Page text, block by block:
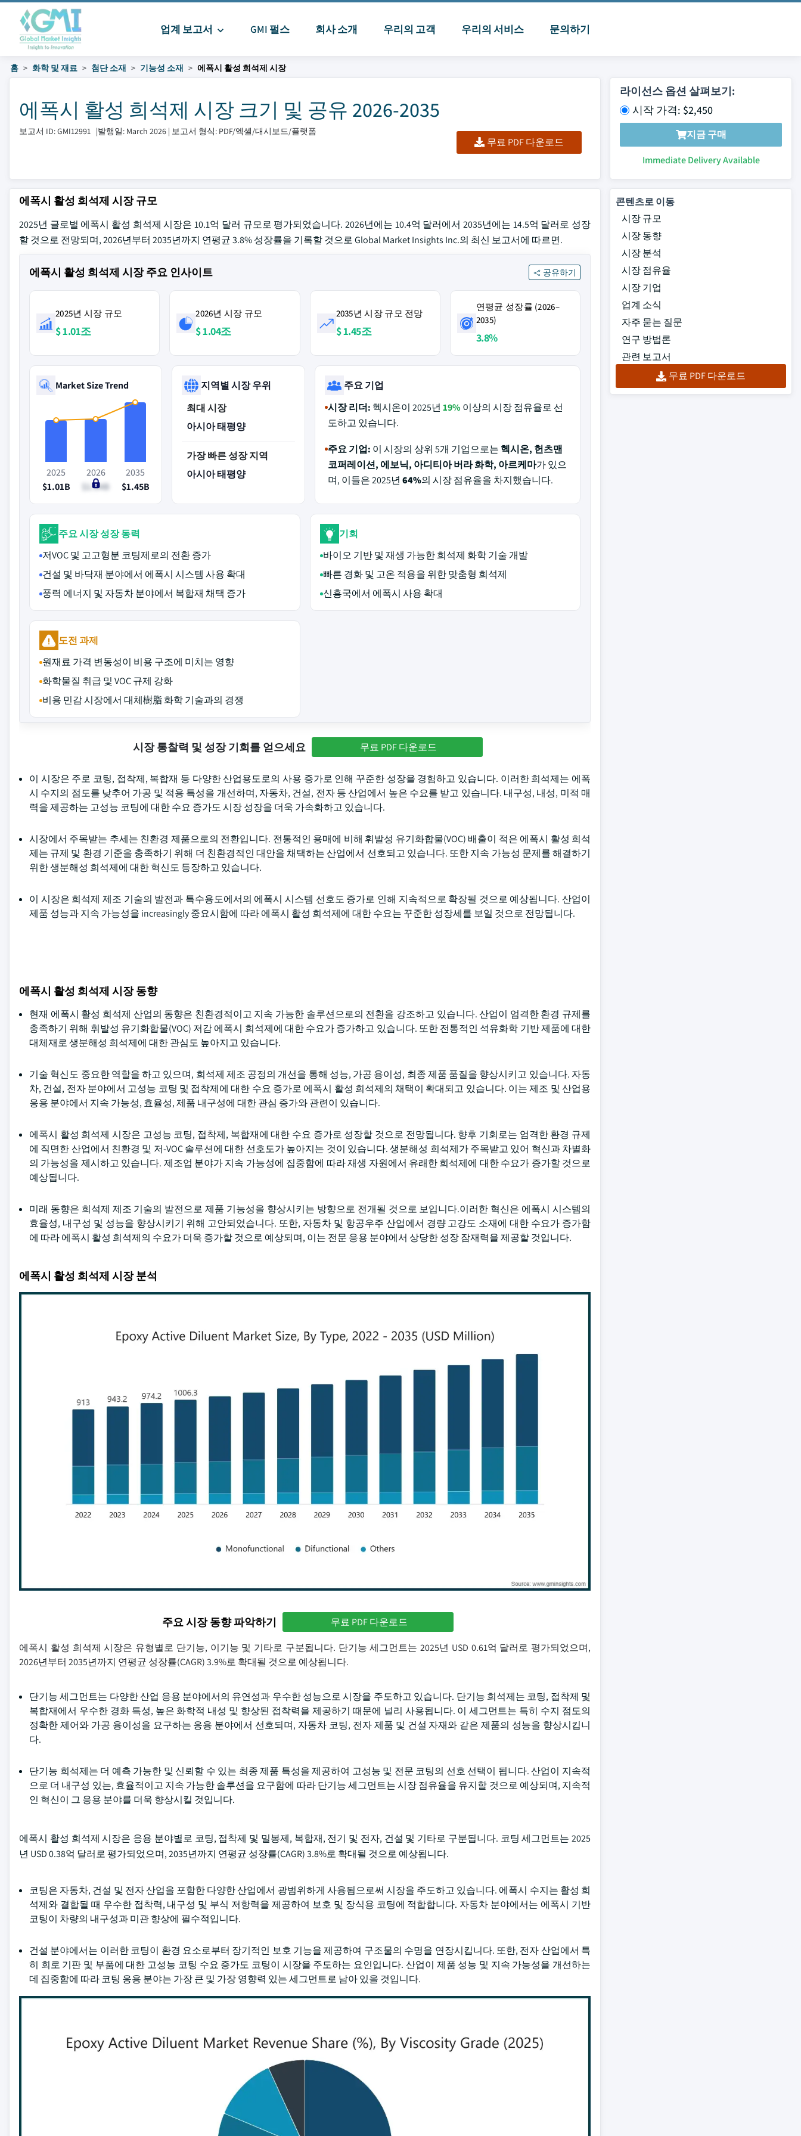
업계 보고서 GMI 펄스 회사 소개 우리의 고객 우리의 서비스 문의하기
홈 화학 및 재료 첨단 소재 기능성 소재 에폭시 활성 희석제 시장
에폭시 활성 희석제 시장 크기 및 공유 2026-2035
보고서 ID: GMI12991 |발행일: March 2026 | 보고서 형식: PDF/엑셀/대시보드/플랫폼
무료 PDF 다운로드
라이선스 옵션 살펴보기:
시작 가격: $2,450
지금 구매
Immediate Delivery Available
에폭시 활성 희석제 시장 규모
2025년 글로벌 에폭시 활성 희석제 시장은 10.1억 달러 규모로 평가되었습니다. 2026년에는 10.4억 달러에서 2035년에는 14.5억 달러로 성장
할 것으로 전망되며, 2026년부터 2035년까지 연평균 3.8% 성장률을 기록할 것으로 Global Market Insights Inc.의 최신 보고서에 따르면.
에폭시 활성 희석제 시장 주요 인사이트 공유하기
2025년 시장 규모
$ 1.01조
2026년 시장 규모
$ 1.04조
2035년 시장 규모 전망
$ 1.45조
연평균 성장률 (2026–
2035)
3.8%
Market Size Trend
2025
$1.01B
2026
$1.04B
2035
$1.45B
지역별 시장 우위
최대 시장
아시아 태평양
가장 빠른 성장 지역
아시아 태평양
주요 기업
시장 리더: 헥시온이 2025년 19% 이상의 시장 점유율로 선
도하고 있습니다.
주요 기업: 이 시장의 상위 5개 기업으로는 헥시온, 헌츠맨
코퍼레이션, 에보닉, 아디티아 버라 화학, 아르케마가 있으
며, 이들은 2025년 64%의 시장 점유율을 차지했습니다.
주요 시장 성장 동력
저VOC 및 고고형분 코팅제로의 전환 증가
건설 및 바닥재 분야에서 에폭시 시스템 사용 확대
풍력 에너지 및 자동차 분야에서 복합재 채택 증가
기회
바이오 기반 및 재생 가능한 희석제 화학 기술 개발
빠른 경화 및 고온 적용을 위한 맞춤형 희석제
신흥국에서 에폭시 사용 확대
도전 과제
원재료 가격 변동성이 비용 구조에 미치는 영향
화학물질 취급 및 VOC 규제 강화
비용 민감 시장에서 대체樹脂 화학 기술과의 경쟁
시장 통찰력 및 성장 기회를 얻으세요 무료 PDF 다운로드
이 시장은 주로 코팅, 접착제, 복합재 등 다양한 산업용도로의 사용 증가로 인해 꾸준한 성장을 경험하고 있습니다. 이러한 희석제는 에폭
시 수지의 점도를 낮추어 가공 및 적용 특성을 개선하며, 자동차, 건설, 전자 등 산업에서 높은 수요를 받고 있습니다. 내구성, 내성, 미적 매
력을 제공하는 고성능 코팅에 대한 수요 증가도 시장 성장을 더욱 가속화하고 있습니다.
시장에서 주목받는 추세는 친환경 제품으로의 전환입니다. 전통적인 용매에 비해 휘발성 유기화합물(VOC) 배출이 적은 에폭시 활성 희석
제는 규제 및 환경 기준을 충족하기 위해 더 친환경적인 대안을 채택하는 산업에서 선호되고 있습니다. 또한 지속 가능성 문제를 해결하기
위한 생분해성 희석제에 대한 혁신도 등장하고 있습니다.
이 시장은 희석제 제조 기술의 발전과 특수용도에서의 에폭시 시스템 선호도 증가로 인해 지속적으로 확장될 것으로 예상됩니다. 산업이
제품 성능과 지속 가능성을 increasingly 중요시함에 따라 에폭시 활성 희석제에 대한 수요는 꾸준한 성장세를 보일 것으로 전망됩니다.
에폭시 활성 희석제 시장 동향
현재 에폭시 활성 희석제 산업의 동향은 친환경적이고 지속 가능한 솔루션으로의 전환을 강조하고 있습니다. 산업이 엄격한 환경 규제를
충족하기 위해 휘발성 유기화합물(VOC) 저감 에폭시 희석제에 대한 수요가 증가하고 있습니다. 또한 전통적인 석유화학 기반 제품에 대한
대체재로 생분해성 희석제에 대한 관심도 높아지고 있습니다.
기술 혁신도 중요한 역할을 하고 있으며, 희석제 제조 공정의 개선을 통해 성능, 가공 용이성, 최종 제품 품질을 향상시키고 있습니다. 자동
차, 건설, 전자 분야에서 고성능 코팅 및 접착제에 대한 수요 증가로 에폭시 활성 희석제의 채택이 확대되고 있습니다. 이는 제조 및 산업용
응용 분야에서 지속 가능성, 효율성, 제품 내구성에 대한 관심 증가와 관련이 있습니다.
에폭시 활성 희석제 시장은 고성능 코팅, 접착제, 복합재에 대한 수요 증가로 성장할 것으로 전망됩니다. 향후 기회로는 엄격한 환경 규제
에 직면한 산업에서 친환경 및 저-VOC 솔루션에 대한 선호도가 높아지는 것이 있습니다. 생분해성 희석제가 주목받고 있어 혁신과 차별화
의 가능성을 제시하고 있습니다. 제조업 분야가 지속 가능성에 집중함에 따라 재생 자원에서 유래한 희석제에 대한 수요가 증가할 것으로
예상됩니다.
미래 동향은 희석제 제조 기술의 발전으로 제품 기능성을 향상시키는 방향으로 전개될 것으로 보입니다.이러한 혁신은 에폭시 시스템의
효율성, 내구성 및 성능을 향상시키기 위해 고안되었습니다. 또한, 자동차 및 항공우주 산업에서 경량 고강도 소재에 대한 수요가 증가함
에 따라 에폭시 활성 희석제의 수요가 더욱 증가할 것으로 예상되며, 이는 전문 응용 분야에서 상당한 성장 잠재력을 제공할 것입니다.
에폭시 활성 희석제 시장 분석
주요 시장 동향 파악하기 무료 PDF 다운로드
에폭시 활성 희석제 시장은 유형별로 단기능, 이기능 및 기타로 구분됩니다. 단기능 세그먼트는 2025년 USD 0.61억 달러로 평가되었으며,
2026년부터 2035년까지 연평균 성장률(CAGR) 3.9%로 확대될 것으로 예상됩니다.
단기능 세그먼트는 다양한 산업 응용 분야에서의 유연성과 우수한 성능으로 시장을 주도하고 있습니다. 단기능 희석제는 코팅, 접착제 및
복합재에서 우수한 경화 특성, 높은 화학적 내성 및 향상된 접착력을 제공하기 때문에 널리 사용됩니다. 이 세그먼트는 특히 수지 점도의
정확한 제어와 가공 용이성을 요구하는 응용 분야에서 선호되며, 자동차 코팅, 전자 제품 및 건설 자재와 같은 제품의 성능을 향상시킵니
다.
단기능 희석제는 더 예측 가능한 및 신뢰할 수 있는 최종 제품 특성을 제공하여 고성능 및 전문 코팅의 선호 선택이 됩니다. 산업이 지속적
으로 더 내구성 있는, 효율적이고 지속 가능한 솔루션을 요구함에 따라 단기능 세그먼트는 시장 점유율을 유지할 것으로 예상되며, 지속적
인 혁신이 그 응용 분야를 더욱 향상시킬 것입니다.
에폭시 활성 희석제 시장은 응용 분야별로 코팅, 접착제 및 밀봉제, 복합재, 전기 및 전자, 건설 및 기타로 구분됩니다. 코팅 세그먼트는 2025
년 USD 0.38억 달러로 평가되었으며, 2035년까지 연평균 성장률(CAGR) 3.8%로 확대될 것으로 예상됩니다.
코팅은 자동차, 건설 및 전자 산업을 포함한 다양한 산업에서 광범위하게 사용됨으로써 시장을 주도하고 있습니다. 에폭시 수지는 활성 희
석제와 결합될 때 우수한 접착력, 내구성 및 부식 저항력을 제공하여 보호 및 장식용 코팅에 적합합니다. 자동차 분야에서는 에폭시 기반
코팅이 차량의 내구성과 미관 향상에 필수적입니다.
건설 분야에서는 이러한 코팅이 환경 요소로부터 장기적인 보호 기능을 제공하여 구조물의 수명을 연장시킵니다. 또한, 전자 산업에서 특
히 회로 기판 및 부품에 대한 고성능 코팅 수요 증가도 코팅이 시장을 주도하는 요인입니다. 산업이 제품 성능 및 지속 가능성을 개선하는
데 집중함에 따라 코팅 응용 분야는 가장 큰 및 가장 영향력 있는 세그먼트로 남아 있을 것입니다.
콘텐츠로 이동
시장 규모
시장 동향
시장 분석
시장 점유율
시장 기업
업계 소식
자주 묻는 질문
연구 방법론
관련 보고서
무료 PDF 다운로드